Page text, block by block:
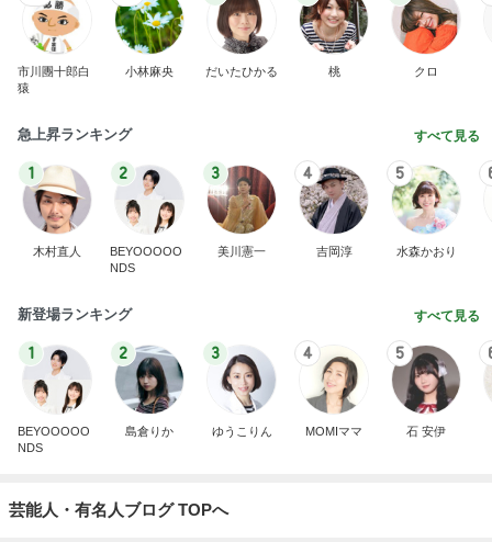
市川團十郎白
猿
小林麻央 だいたひかる 桃 クロ
急上昇ランキング すべて見る
1
木村直人
2
BEYOOOOO
NDS
3
美川憲一
4
吉岡淳
5
水森かおり
新登場ランキング すべて見る
1
BEYOOOOO
NDS
2
島倉りか
3
ゆうこりん
4
MOMIママ
5
石 安伊
芸能人・有名人ブログ TOPへ